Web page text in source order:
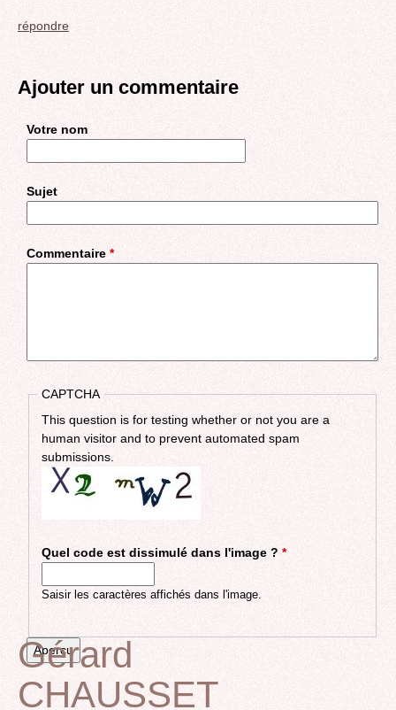
répondre
Ajouter un commentaire
Votre nom
Sujet
Commentaire *
CAPTCHA
This question is for testing whether or not you are a
human visitor and to prevent automated spam
submissions.
Quel code est dissimulé dans l'image ? *
Saisir les caractères affichés dans l'image.
Back
Gérard
CHAUSSET